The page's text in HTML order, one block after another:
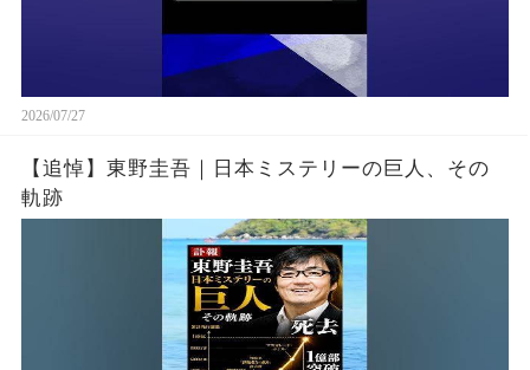
2026/07/27
【追悼】東野圭吾｜日本ミステリーの巨人、その
軌跡